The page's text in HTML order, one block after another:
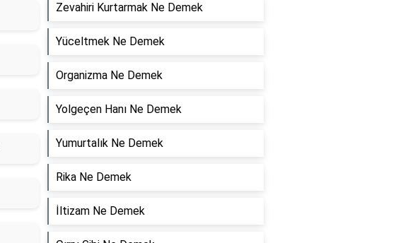
Zevahiri Kurtarmak Ne Demek
Yüceltmek Ne Demek
Organizma Ne Demek
Yolgeçen Hanı Ne Demek
Yumurtalık Ne Demek
Rika Ne Demek
İltizam Ne Demek